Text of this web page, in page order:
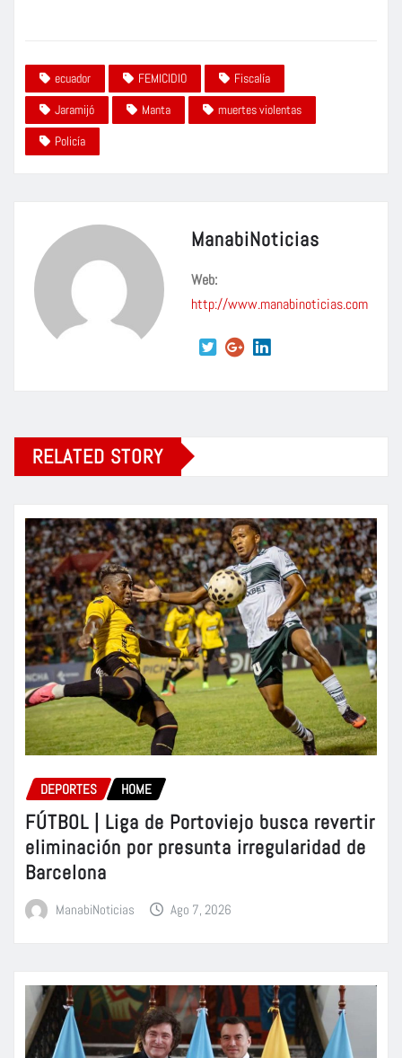
ecuador FEMICIDIO
Fiscalía
Jaramijó
Manta
muertes violentas
Policía
ManabiNoticias
Web:
http://www.manabinoticias.com
RELATED STORY
DEPORTES HOME
FÚTBOL | Liga de Portoviejo busca revertir
eliminación por presunta irregularidad de
Barcelona
ManabiNoticias Ago 7, 2026